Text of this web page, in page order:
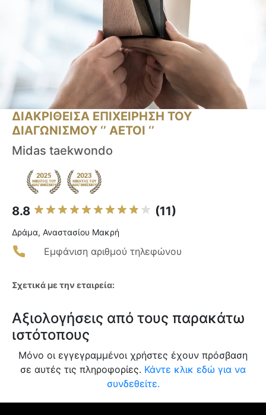
ΔΙΑΚΡΙΘΕΙΣΑ ΕΠΙΧΕΙΡΗΣΗ ΤΟΥ
ΔΙΑΓΩΝΙΣΜΟΥ ‘’ ΑΕΤΟΙ ‘’
Midas taekwondo
8.8 (11)
Δράμα, Αναστασίου Μακρή
Εμφάνιση αριθμού τηλεφώνου
Σχετικά με την εταιρεία:
Αξιολογήσεις από τους παρακάτω
ιστότοπους
Μόνο οι εγγεγραμμένοι χρήστες έχουν πρόσβαση
σε αυτές τις πληροφορίες. Κάντε κλικ εδώ για να
συνδεθείτε.